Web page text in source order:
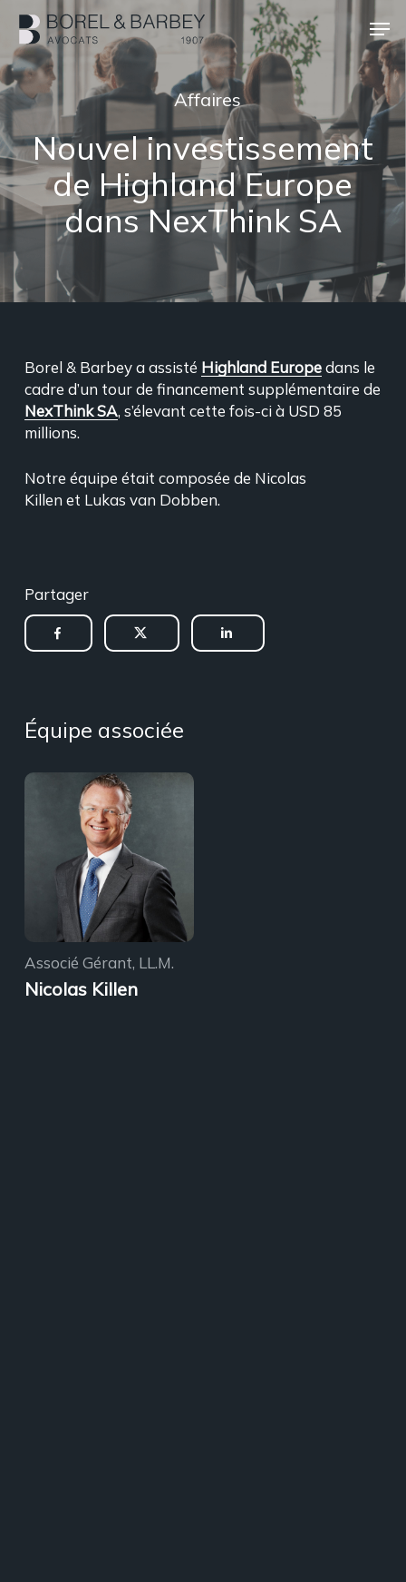
contenu
principal
Affaires
Nouvel investissement
de Highland Europe
dans NexThink SA
Borel & Barbey a assisté Highland Europedans le
cadre d’un tour de financement supplémentaire de
NexThink SA, s’élevant cette fois-ci à USD 85
millions.
Notre équipe était composée de Nicolas
Killen et Lukas van Dobben.
Partager
Équipe associée
Associé Gérant, LL.M.
Nicolas Killen
le
menu